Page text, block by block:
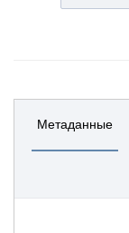
Метаданные